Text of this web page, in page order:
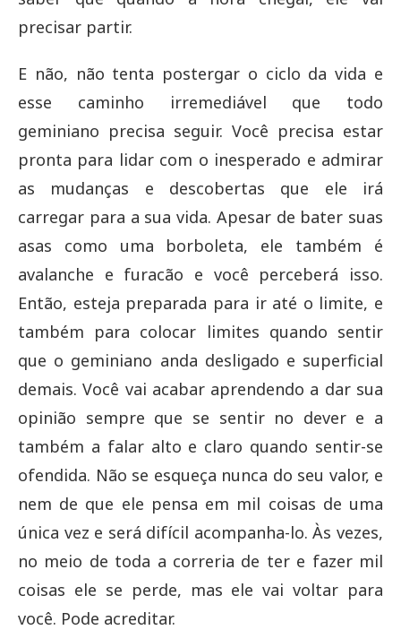
precisar partir.
E não, não tenta postergar o ciclo da vida e
esse caminho irremediável que todo
geminiano precisa seguir. Você precisa estar
pronta para lidar com o inesperado e admirar
as mudanças e descobertas que ele irá
carregar para a sua vida. Apesar de bater suas
asas como uma borboleta, ele também é
avalanche e furacão e você perceberá isso.
Então, esteja preparada para ir até o limite, e
também para colocar limites quando sentir
que o geminiano anda desligado e superficial
demais. Você vai acabar aprendendo a dar sua
opinião sempre que se sentir no dever e a
também a falar alto e claro quando sentir-se
ofendida. Não se esqueça nunca do seu valor, e
nem de que ele pensa em mil coisas de uma
única vez e será difícil acompanha-lo. Às vezes,
no meio de toda a correria de ter e fazer mil
coisas ele se perde, mas ele vai voltar para
você. Pode acreditar.